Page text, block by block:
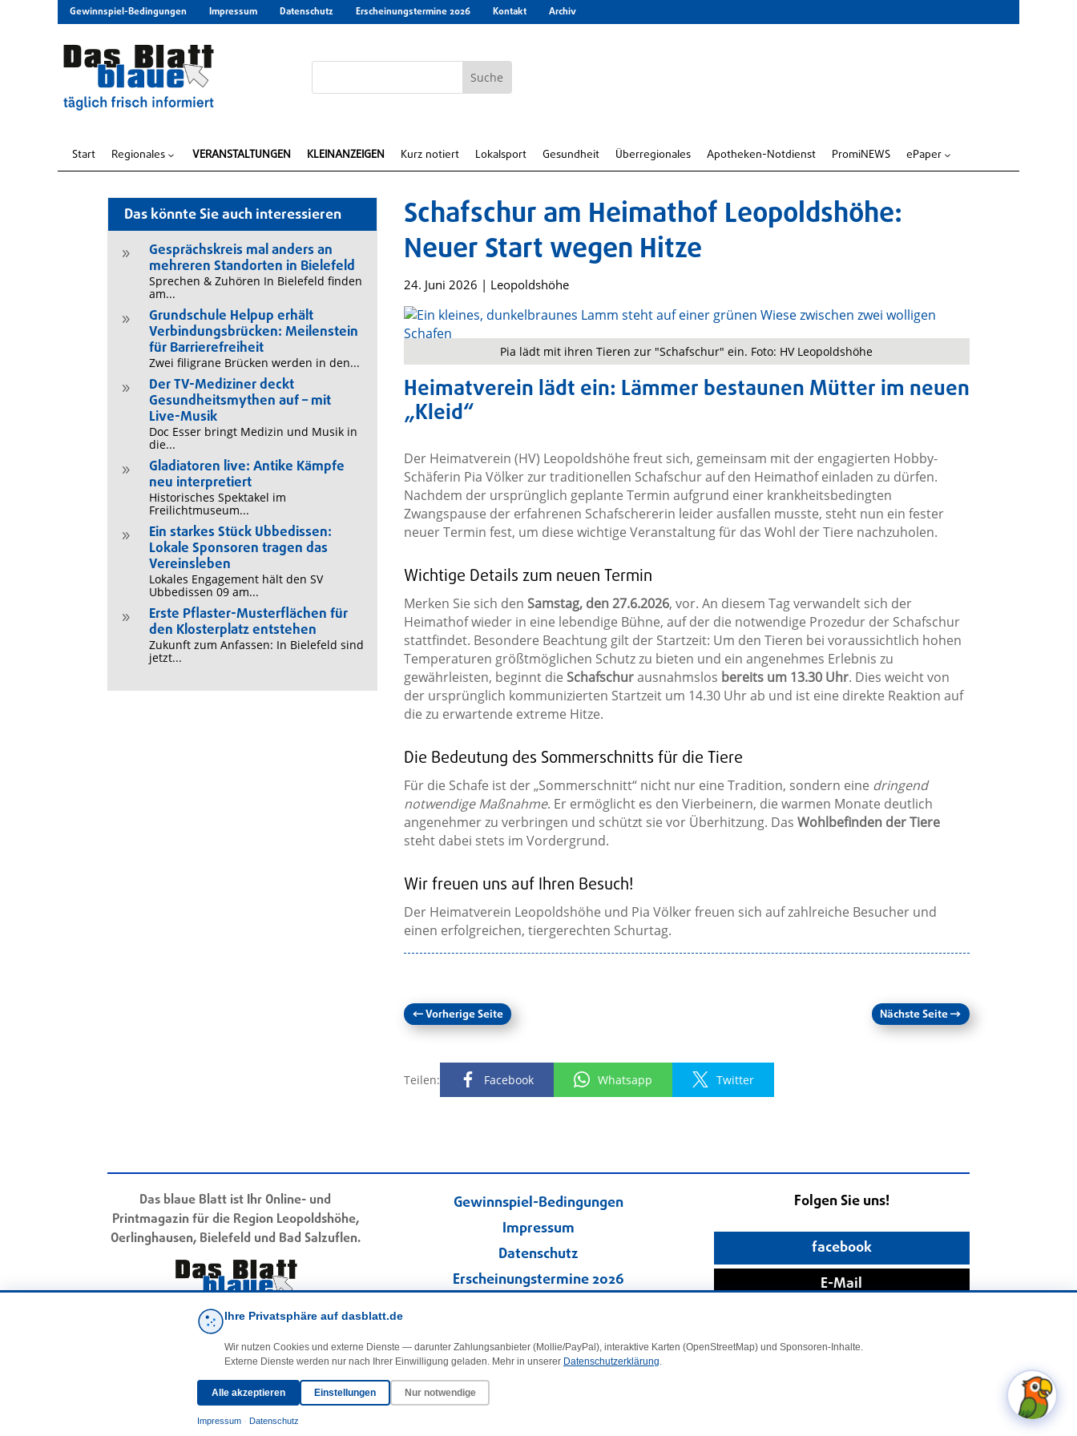
Gewinnspiel-Bedingungen Impressum Datenschutz Erscheinungstermine 2026 Kontakt Archiv
Start Regionales 3 VERANSTALTUNGEN KLEINANZEIGEN Kurz notiert Lokalsport Gesundheit Überregionales Apotheken-Notdienst PromiNEWS ePaper 3
Das könnte Sie auch interessieren
9
Gesprächskreis mal anders an
mehreren Standorten in Bielefeld
Sprechen & Zuhören In Bielefeld finden
am...
9
Grundschule Helpup erhält
Verbindungsbrücken: Meilenstein
für Barrierefreiheit
Zwei filigrane Brücken werden in den...
9
Der TV-Mediziner deckt
Gesundheitsmythen auf – mit
Live-Musik
Doc Esser bringt Medizin und Musik in
die...
9
Gladiatoren live: Antike Kämpfe
neu interpretiert
Historisches Spektakel im
Freilichtmuseum...
9
Ein starkes Stück Ubbedissen:
Lokale Sponsoren tragen das
Vereinsleben
Lokales Engagement hält den SV
Ubbedissen 09 am...
9
Erste Pflaster-Musterflächen für
den Klosterplatz entstehen
Zukunft zum Anfassen: In Bielefeld sind
jetzt...
Schafschur am Heimathof Leopoldshöhe:
Neuer Start wegen Hitze
24. Juni 2026 | Leopoldshöhe
Pia lädt mit ihren Tieren zur "Schafschur" ein. Foto: HV Leopoldshöhe
Heimatverein lädt ein: Lämmer bestaunen Mütter im neuen
„Kleid“
Der Heimatverein (HV) Leopoldshöhe freut sich, gemeinsam mit der engagierten Hobby-
Schäferin Pia Völker zur traditionellen Schafschur auf den Heimathof einladen zu dürfen.
Nachdem der ursprünglich geplante Termin aufgrund einer krankheitsbedingten
Zwangspause der erfahrenen Schafschererin leider ausfallen musste, steht nun ein fester
neuer Termin fest, um diese wichtige Veranstaltung für das Wohl der Tiere nachzuholen.
Wichtige Details zum neuen Termin
Merken Sie sich den Samstag, den 27.6.2026, vor. An diesem Tag verwandelt sich der
Heimathof wieder in eine lebendige Bühne, auf der die notwendige Prozedur der Schafschur
stattfindet. Besondere Beachtung gilt der Startzeit: Um den Tieren bei voraussichtlich hohen
Temperaturen größtmöglichen Schutz zu bieten und ein angenehmes Erlebnis zu
gewährleisten, beginnt die Schafschurausnahmslos bereits um 13.30 Uhr. Dies weicht von
der ursprünglich kommunizierten Startzeit um 14.30 Uhr ab und ist eine direkte Reaktion auf
die zu erwartende extreme Hitze.
Die Bedeutung des Sommerschnitts für die Tiere
Für die Schafe ist der „Sommerschnitt“ nicht nur eine Tradition, sondern eine dringend
notwendige Maßnahme. Er ermöglicht es den Vierbeinern, die warmen Monate deutlich
angenehmer zu verbringen und schützt sie vor Überhitzung. Das Wohlbefinden der Tiere
steht dabei stets im Vordergrund.
Wir freuen uns auf Ihren Besuch!
Der Heimatverein Leopoldshöhe und Pia Völker freuen sich auf zahlreiche Besucher und
einen erfolgreichen, tiergerechten Schurtag.
←Vorherige Seite Nächste Seite→
Teilen: Facebook Whatsapp Twitter
Das blaue Blatt ist Ihr Online- und
Printmagazin für die Region Leopoldshöhe,
Oerlinghausen, Bielefeld und Bad Salzuflen.
Gewinnspiel-Bedingungen
Impressum
Datenschutz
Erscheinungstermine 2026
Kleinanzeigen
·Cookie-Einstellungen
Folgen Sie uns!
facebook
E-Mail
Ihre Privatsphäre auf dasblatt.de
Wir nutzen Cookies und externe Dienste — darunter Zahlungsanbieter (Mollie/PayPal), interaktive Karten (OpenStreetMap) und Sponsoren-Inhalte.
Externe Dienste werden nur nach Ihrer Einwilligung geladen. Mehr in unserer Datenschutzerklärung.
Alle akzeptieren Einstellungen Nur notwendige
Impressum · Datenschutz